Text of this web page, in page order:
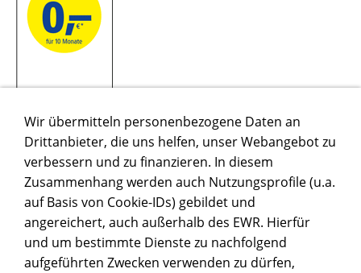
QUOOKER
Wir übermitteln personenbezogene Daten an
Drittanbieter, die uns helfen, unser Webangebot zu
verbessern und zu finanzieren. In diesem
Zusammenhang werden auch Nutzungsprofile (u.a.
auf Basis von Cookie-IDs) gebildet und
angereichert, auch außerhalb des EWR. Hierfür
und um bestimmte Dienste zu nachfolgend
aufgeführten Zwecken verwenden zu dürfen,